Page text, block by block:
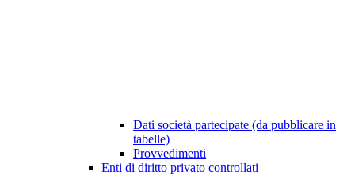
Dati società partecipate (da pubblicare in
tabelle)
Provvedimenti
Enti di diritto privato controllati